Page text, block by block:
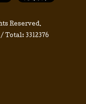
Reserved.
/ Total: 3312376